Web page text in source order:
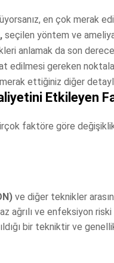
en çok merak
seçilen yöntem ve
anlamak da son
gereken
ettiğiniz diğer
Etkileyen
faktöre göre
ve diğer teknikler
ağrılı ve enfeksiyon
bir tekniktir ve